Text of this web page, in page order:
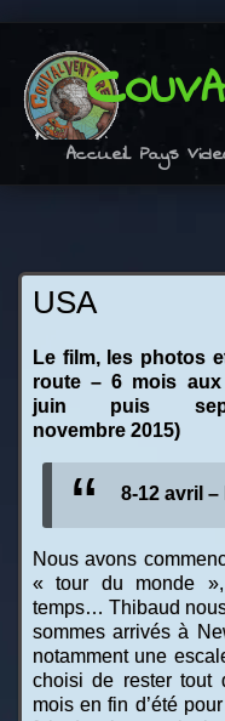
Accueil Pays
USA
Le film, les photos
route – 6 mois
juin puis
novembre 2015)
8-12 avril –
Nous avons
« tour du monde »,
temps… Thibaud
sommes arrivés à
notamment une
choisi de rester tout
mois en fin d’été